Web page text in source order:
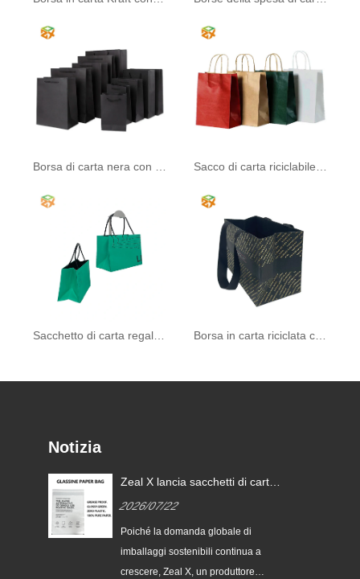
Borsa di carta nera con manico Sacco di carta riciclabile stampato
Sacchetto di carta regalo con manico
Notizia
Zeal X lancia sacchetti di carta
aiutare i marchi globali a
sostituire gli imballaggi in
plastica monouso
2026/07/22
Poiché la domanda globale di
imballaggi sostenibili continua a
crescere, Zeal X, un produttore